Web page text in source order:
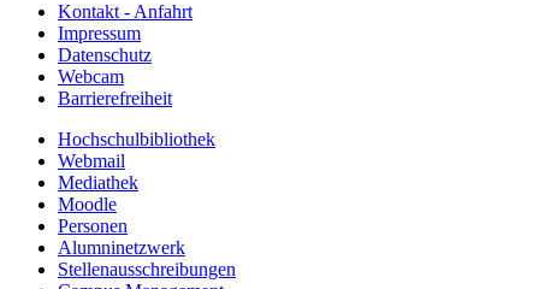
Kontakt - Anfahrt
Impressum
Datenschutz
Webcam
Barrierefreiheit
Hochschulbibliothek
Webmail
Mediathek
Moodle
Personen
Alumninetzwerk
Stellenausschreibungen